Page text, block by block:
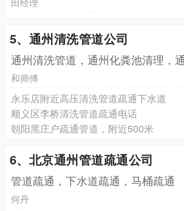
5、通州清洗管道公司
通州清洗管道，通州化粪池清理，
和师傅
永乐店附近高压清洗管道疏通下水道
顺义区李桥清洗管道疏通电话
朝阳黑庄户疏通管道，附近500米
6、北京通州管道疏通公司
管道疏通，下水道疏通，马桶疏通
何丹